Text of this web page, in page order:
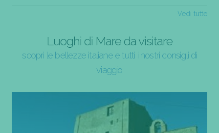
Vedi tutte
Luoghi di Mare da visitare
scopri le bellezze italiane e tutti i nostri consigli di
viaggio